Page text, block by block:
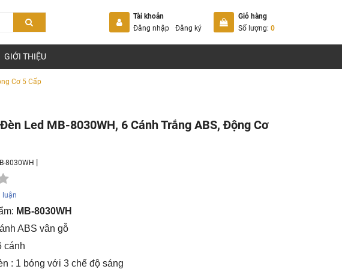
Tài khoản
Đăng nhập
Đăng ký
Giỏ hàng
Số lượng: 0
GIỚI THIỆU
Cơ 5 Cấp
Led MB-8030WH, 6 Cánh Trắng ABS, Động Cơ
8030WH |
luận
MB-8030WH
ABS vân gỗ
cánh
: 1 bóng với 3 chế độ sáng